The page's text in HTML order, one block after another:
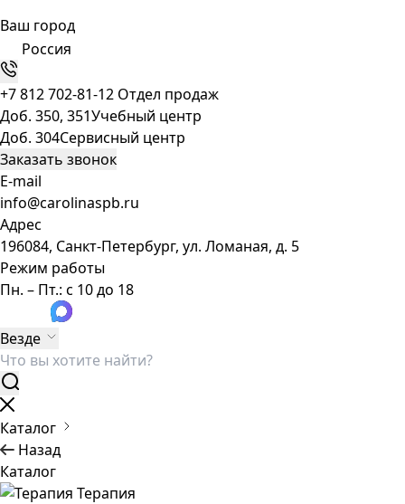
Ваш город
Россия
+7 812 702-81-12 Отдел продаж
Доб. 350, 351Учебный центр
Доб. 304Сервисный центр
Заказать звонок
E-mail
info@carolinaspb.ru
Адрес
196084, Санкт-Петербург, ул. Ломаная, д. 5
Режим работы
Пн. – Пт.: с 10 до 18
Везде
Каталог
Назад
Каталог
Терапия